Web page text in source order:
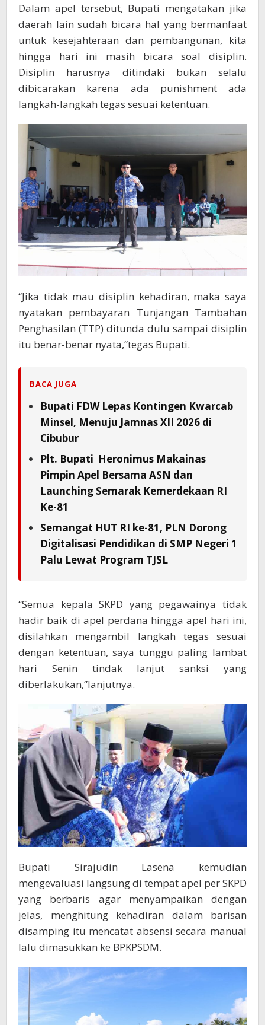
Dalam apel tersebut, Bupati mengatakan jika
daerah lain sudah bicara hal yang bermanfaat
untuk kesejahteraan dan pembangunan, kita
hingga hari ini masih bicara soal disiplin.
Disiplin harusnya ditindaki bukan selalu
dibicarakan karena ada punishment ada
langkah-langkah tegas sesuai ketentuan.
“Jika tidak mau disiplin kehadiran, maka saya
nyatakan pembayaran Tunjangan Tambahan
Penghasilan (TTP) ditunda dulu sampai disiplin
itu benar-benar nyata,”tegas Bupati.
BACA JUGA
Bupati FDW Lepas Kontingen Kwarcab
Minsel, Menuju Jamnas XII 2026 di
Cibubur
Plt. Bupati Heronimus Makainas
Pimpin Apel Bersama ASN dan
Launching Semarak Kemerdekaan RI
Ke-81
Semangat HUT RI ke-81, PLN Dorong
Digitalisasi Pendidikan di SMP Negeri 1
Palu Lewat Program TJSL
“Semua kepala SKPD yang pegawainya tidak
hadir baik di apel perdana hingga apel hari ini,
disilahkan mengambil langkah tegas sesuai
dengan ketentuan, saya tunggu paling lambat
hari Senin tindak lanjut sanksi yang
diberlakukan,”lanjutnya.
Bupati Sirajudin Lasena kemudian
mengevaluasi langsung di tempat apel per SKPD
yang berbaris agar menyampaikan dengan
jelas, menghitung kehadiran dalam barisan
disamping itu mencatat absensi secara manual
lalu dimasukkan ke BPKPSDM.